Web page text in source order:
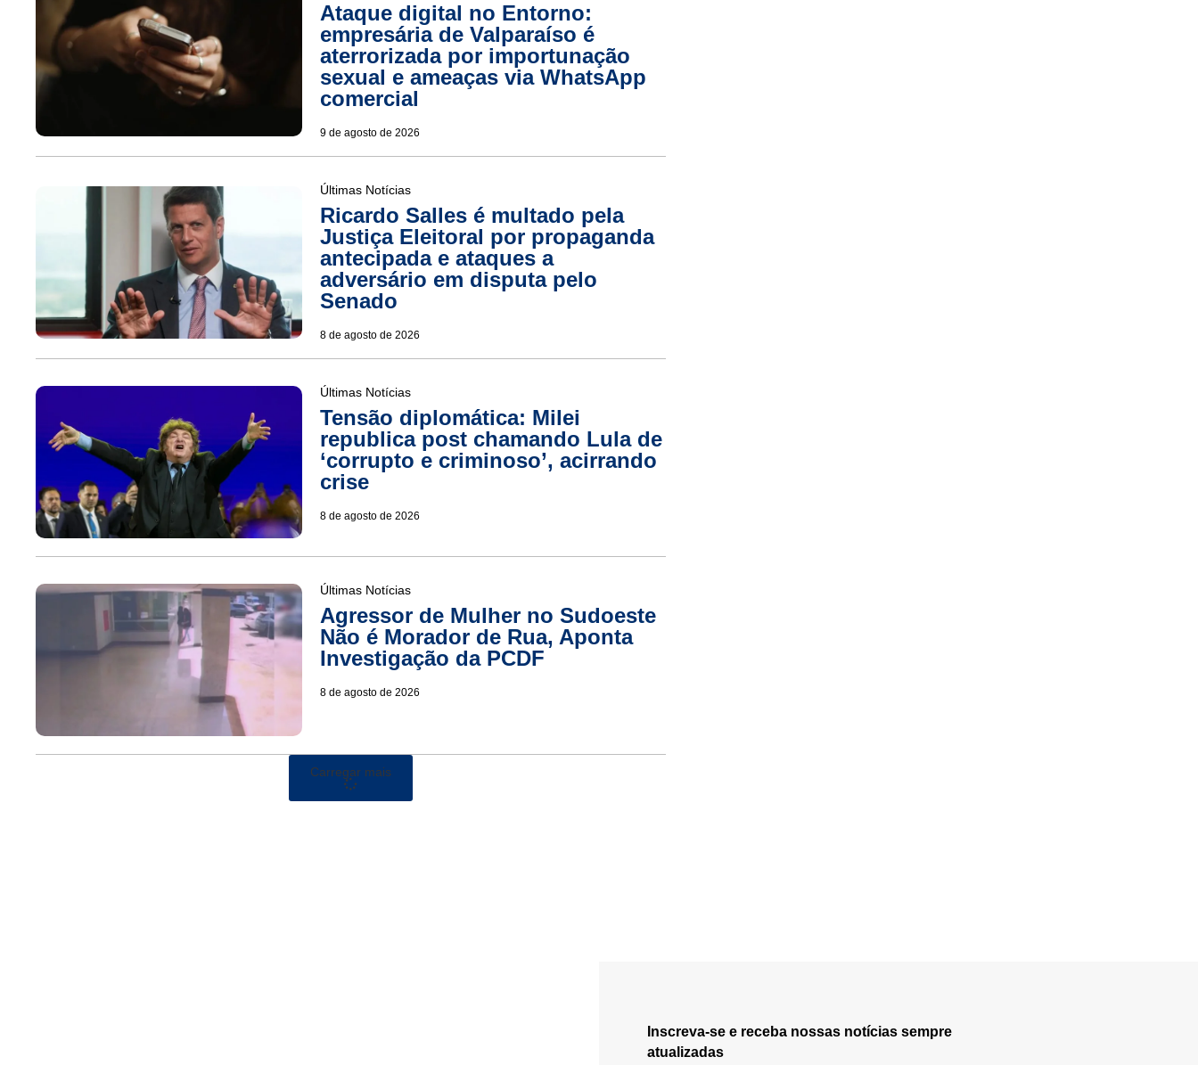
Ataque digital no Entorno:
empresária de Valparaíso é
aterrorizada por importunação
sexual e ameaças via WhatsApp
comercial
9 de agosto de 2026
Últimas Notícias
Ricardo Salles é multado pela
Justiça Eleitoral por propaganda
antecipada e ataques a
adversário em disputa pelo
Senado
8 de agosto de 2026
Últimas Notícias
Tensão diplomática: Milei
republica post chamando Lula de
‘corrupto e criminoso’, acirrando
crise
8 de agosto de 2026
Últimas Notícias
Agressor de Mulher no Sudoeste
Não é Morador de Rua, Aponta
Investigação da PCDF
8 de agosto de 2026
Carregar mais
Inscreva-se e receba nossas notícias sempre
atualizadas